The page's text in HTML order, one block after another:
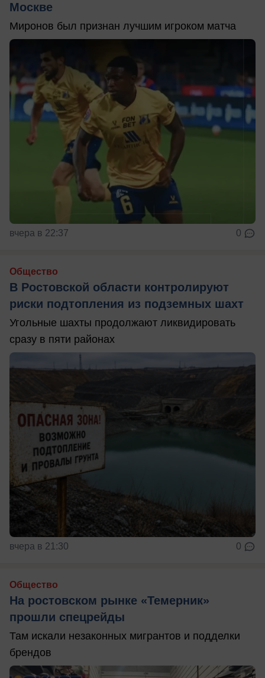
Москве
Миронов был признан лучшим игроком матча
вчера в 22:37 0
Общество
В Ростовской области контролируют
риски подтопления из подземных шахт
Угольные шахты продолжают ликвидировать
сразу в пяти районах
вчера в 21:30 0
Общество
На ростовском рынке «Темерник»
прошли спецрейды
Там искали незаконных мигрантов и подделки
брендов